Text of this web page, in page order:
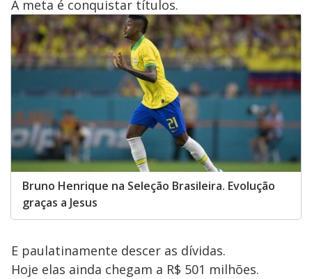
A meta é conquistar títulos.
Bruno Henrique na Seleção Brasileira. Evolução
graças a Jesus
E paulatinamente descer as dívidas.
Hoje elas ainda chegam a R$ 501 milhões.